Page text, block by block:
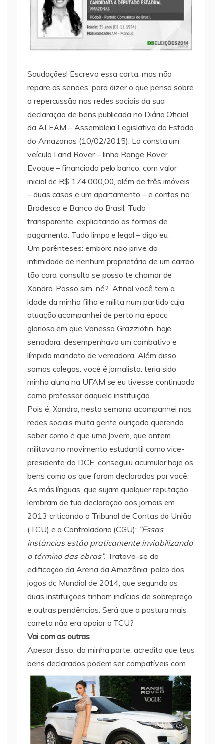
Saudações! Escrevo essa carta, mas não
repare os senões, para dizer o que penso sobre
a repercussão nas redes sociais da sua
declaração de bens publicada no Diário Oficial
da ALEAM – Assembleia Legislativa do Estado
do Amazonas (10/02/2015). Lá consta um
veículo Land Rover – linha Range Rover
Evoque – financiado pelo banco, com valor
inicial de R$ 174.000,00, além de três imóveis
– duas casas e um apartamento – e contas no
Bradesco e Banco do Brasil. Tudo
transparente, explicitando as formas de
pagamento. Tudo limpo e legal – digo eu.
Um parênteses: embora não prive da
intimidade de nenhum proprietário de um carrão
tão caro, consulto se posso te chamar de
Xandra. Posso sim, né? Afinal você tem a
idade da minha filha e milita num partido cuja
atuação acompanhei de perto na época
gloriosa em que Vanessa Grazziotin, hoje
senadora, desempenhava um combativo e
límpido mandato de vereadora. Além disso,
somos colegas, você é jornalista, teria sido
minha aluna na UFAM se eu tivesse continuado
como professor daquela instituição.
Pois é, Xandra, nesta semana acompanhei nas
redes sociais muita gente ouriçada querendo
saber como é que uma jovem, que ontem
militava no movimento estudantil como vice-
presidente do DCE, conseguiu acumular hoje os
bens como os que foram declarados por você.
As más línguas, que sujam qualquer reputação,
lembram de tua declaração aos jornais em
2013 criticando o Tribunal de Contas da União
(TCU) e a Controladoria (CGU): “Essas
instâncias estão praticamente inviabilizando
o término das obras”. Tratava-se da
edificação da Arena da Amazônia, palco dos
jogos do Mundial de 2014, que segundo as
duas instituições tinham indícios de sobrepreço
e outras pendências. Será que a postura mais
correta não era apoiar o TCU?
Vai com as outras
Apesar disso, da minha parte, acredito que teus
bens declarados podem sercompatíveis com